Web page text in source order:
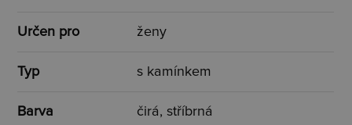
Určen pro ženy
Typ s kamínkem
Barva čirá, stříbrná